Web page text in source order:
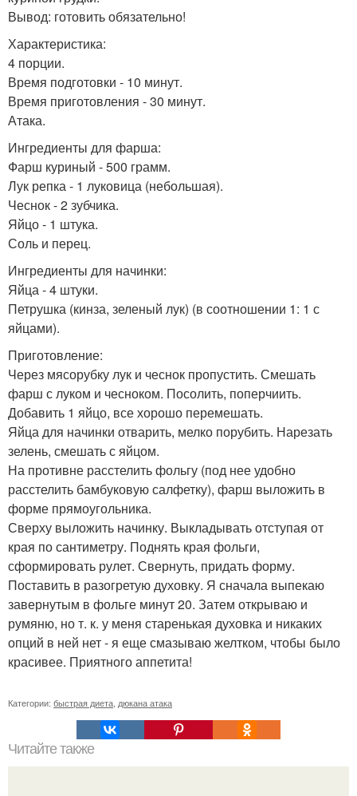
Вывод: готовить обязательно!
Характеристика:
4 порции.
Время подготовки - 10 минут.
Время приготовления - 30 минут.
Атака.
Ингредиенты для фарша:
Фарш куриный - 500 грамм.
Лук репка - 1 луковица (небольшая).
Чеснок - 2 зубчика.
Яйцо - 1 штука.
Соль и перец.
Ингредиенты для начинки:
Яйца - 4 штуки.
Петрушка (кинза, зеленый лук) (в соотношении 1: 1 с
яйцами).
Приготовление:
Через мясорубку лук и чеснок пропустить. Смешать
фарш с луком и чесноком. Посолить, поперчиить.
Добавить 1 яйцо, все хорошо перемешать.
Яйца для начинки отварить, мелко порубить. Нарезать
зелень, смешать с яйцом.
На противне расстелить фольгу (под нее удобно
расстелить бамбуковую салфетку), фарш выложить в
форме прямоугольника.
Сверху выложить начинку. Выкладывать отступая от
края по сантиметру. Поднять края фольги,
сформировать рулет. Свернуть, придать форму.
Поставить в разогретую духовку. Я сначала выпекаю
завернутым в фольге минут 20. Затем открываю и
румяню, но т. к. у меня старенькая духовка и никаких
опций в ней нет - я еще смазываю желтком, чтобы было
красивее. Приятного аппетита!
Категории: быстрая диета, дюкана атака
Читайте также